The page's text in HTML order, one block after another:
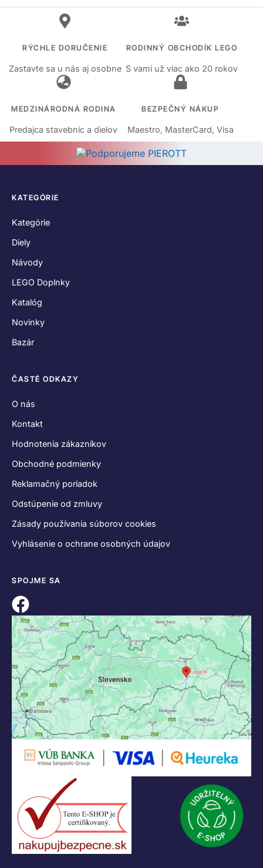
RÝCHLE DORUČENIE
Zastavte sa u nás aj osobne
RODINNÝ OBCHODÍK LEGO
S vami už viac ako 20 rokov
MEDZINÁRODNÁ RODINA
Predajca stavebníc a dielov
BEZPEČNÝ NÁKUP
Maestro, MasterCard, Visa
KATEGÓRIE
Kategórie
Diely
Návody
LEGO Doplnky
Katalóg
Novinky
Bazár
ČASTÉ ODKAZY
O nás
Kontakt
Hodnotenia zákazníkov
Obchodné podmienky
Reklamačný poriadok
Odstúpenie od zmluvy
Zásady používania súborov cookies
Vyhlásenie o ochrane osobných údajov
SPOJME SA